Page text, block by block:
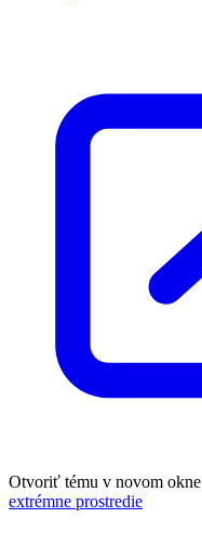
Otvoriť tému v novom okne
extrémne prostredie